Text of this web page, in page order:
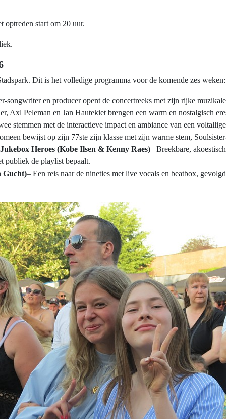
optreden start om 20 uur.
Dit is het volledige programma voor de komende zes weken:
songwriter en producer opent de concertreeks met zijn rijke
Axl Peleman en Jan Hautekiet brengen een warm en nostalgisch
stemmen met de interactieve impact en ambiance van een
bewijst op zijn 77ste zijn klasse met zijn warme stem,
Heroes (Kobe Ilsen & Kenny Raes)– Breekbare,
publiek de playlist bepaalt.
Gucht)– Een reis naar de nineties met live vocals en beatbox,